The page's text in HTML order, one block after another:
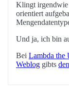
Klingt irgendwie
orientiert
Und ja, ich bin
Bei Lambda the
Weblog gibts